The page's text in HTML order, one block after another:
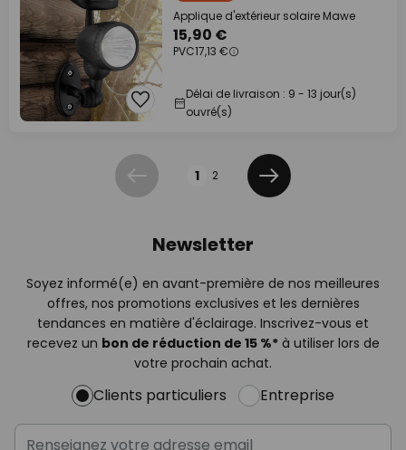
Applique d'extérieur solaire Mawe
15,90 €
PVC17,13 €
Délai de livraison : 9 - 13 jour(s)
ouvré(s)
Précédent 1 2
Suivant
Newsletter
Soyez informé(e) en avant-première de nos meilleures
offres, nos promotions exclusives et les dernières
tendances en matière d'éclairage. Inscrivez-vous et
recevez un bon de réduction de 15 %*à utiliser lors de
votre prochain achat.
Clients particuliers Entreprise